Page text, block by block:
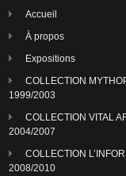
Accueil
À propos
Expositions
COLLECTION
1999/2003
COLLECTION VITAL
2004/2007
COLLECTION
2008/2010